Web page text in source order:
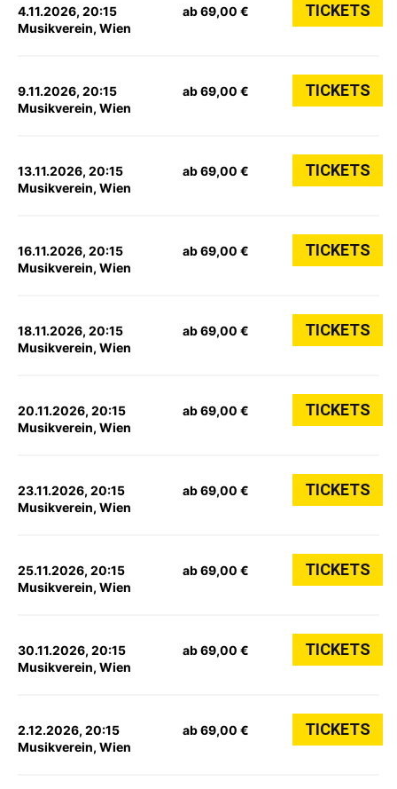
4.11.2026, 20:15
Musikverein, Wien
ab 69,00 € TICKETS
9.11.2026, 20:15
Musikverein, Wien
ab 69,00 € TICKETS
13.11.2026, 20:15
Musikverein, Wien
ab 69,00 € TICKETS
16.11.2026, 20:15
Musikverein, Wien
ab 69,00 € TICKETS
18.11.2026, 20:15
Musikverein, Wien
ab 69,00 € TICKETS
20.11.2026, 20:15
Musikverein, Wien
ab 69,00 € TICKETS
23.11.2026, 20:15
Musikverein, Wien
ab 69,00 € TICKETS
25.11.2026, 20:15
Musikverein, Wien
ab 69,00 € TICKETS
30.11.2026, 20:15
Musikverein, Wien
ab 69,00 € TICKETS
2.12.2026, 20:15
Musikverein, Wien
ab 69,00 € TICKETS